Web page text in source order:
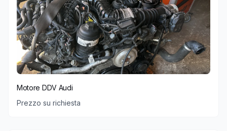
Motore DDV Audi
Prezzo su richiesta